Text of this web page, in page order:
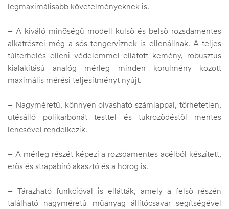
legmaximálisabb követelményeknek is.
– A kiváló minõségû modell külsõ és belsõ rozsdamentes
alkatrészei még a sós tengervíznek is ellenállnak. A teljes
túlterhelés elleni védelemmel ellátott kemény, robusztus
kialakítású analóg mérleg minden körülmény között
maximális mérési teljesítményt nyújt.
– Nagyméretû, könnyen olvasható számlappal, törhetetlen,
ütésálló polikarbonát testtel és tükrözõdéstõl mentes
lencsével rendelkezik.
– A mérleg részét képezi a rozsdamentes acélból készített,
erõs és strapabíró akasztó és a horog is.
– Tárazható funkcióval is ellátták, amely a felsõ részén
található nagyméretû mûanyag állítócsavar segítségével